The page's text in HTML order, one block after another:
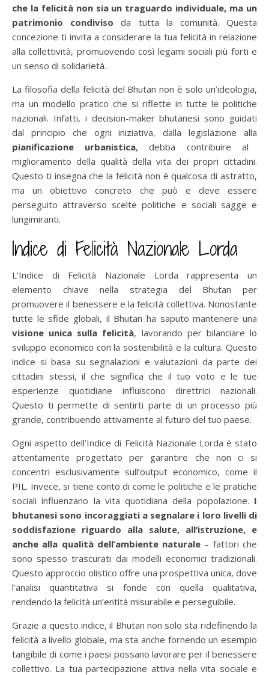
che la felicità non sia un traguardo individuale, ma un
patrimonio condiviso da tutta la comunità. Questa
concezione ti invita a considerare la tua felicità in relazione
alla collettività, promuovendo così legami sociali più forti e
un senso di solidarietà.
La filosofia della felicità del Bhutan non è solo un’ideologia,
ma un modello pratico che si riflette in tutte le politiche
nazionali. Infatti, i decision-maker bhutanesi sono guidati
dal principio che ogni iniziativa, dalla legislazione alla
pianificazione urbanistica, debba contribuire al
miglioramento della qualità della vita dei propri cittadini.
Questo ti insegna che la felicità non è qualcosa di astratto,
ma un obiettivo concreto che può e deve essere
perseguito attraverso scelte politiche e sociali sagge e
lungimiranti.
Indice di Felicità Nazionale Lorda
L’Indice di Felicità Nazionale Lorda rappresenta un
elemento chiave nella strategia del Bhutan per
promuovere il benessere e la felicità collettiva. Nonostante
tutte le sfide globali, il Bhutan ha saputo mantenere una
visione unica sulla felicità, lavorando per bilanciare lo
sviluppo economico con la sostenibilità e la cultura. Questo
indice si basa su segnalazioni e valutazioni da parte dei
cittadini stessi, il che significa che il tuo voto e le tue
esperienze quotidiane influiscono direttrici nazionali.
Questo ti permette di sentirti parte di un processo più
grande, contribuendo attivamente al futuro del tuo paese.
Ogni aspetto dell’Indice di Felicità Nazionale Lorda è stato
attentamente progettato per garantire che non ci si
concentri esclusivamente sull’output economico, come il
PIL. Invece, si tiene conto di come le politiche e le pratiche
sociali influenzano la vita quotidiana della popolazione. I
bhutanesi sono incoraggiati a segnalare i loro livelli di
soddisfazione riguardo alla salute, all’istruzione, e
anche alla qualità dell’ambiente naturale – fattori che
sono spesso trascurati dai modelli economici tradizionali.
Questo approccio olistico offre una prospettiva unica, dove
l’analisi quantitativa si fonde con quella qualitativa,
rendendo la felicità un’entità misurabile e perseguibile.
Grazie a questo indice, il Bhutan non solo sta ridefinendo la
felicità a livello globale, ma sta anche fornendo un esempio
tangibile di come i paesi possano lavorare per il benessere
collettivo. La tua partecipazione attiva nella vita sociale e